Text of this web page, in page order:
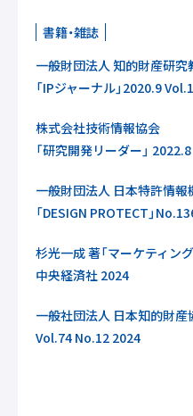
書籍・雑誌
一般財団法人 知的財産研究
「IPジャーナル」2020.9
株式会社技術情報協会
「研究開発リーダー」 2022.8
一般財団法人 日本特許情報
「DESIGN PROTECT」
杉光一成 著「マーケティン
中央経済社 2024
一般社団法人 日本知的財産
Vol.74 No.12 2024